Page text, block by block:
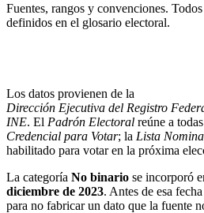
Fuentes, rangos y convenciones.
definidos en el glosario electoral.
Los datos provienen de la
Dirección Ejecutiva del Registro
INE. El Padrón Electoral reúne a
Credencial para Votar; la Lista
habilitado para votar en la próxima
La categoría No binario se incorporó
diciembre de 2023. Antes de esa
para no fabricar un dato que la fuente